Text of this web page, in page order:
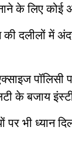
के लिए कोई
की दलीलों में
के बजाय
भी ध्यान